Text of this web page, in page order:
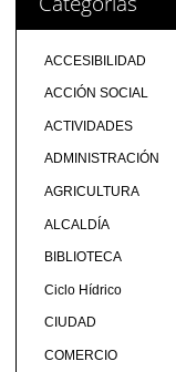
ACCESIBILIDAD
ACCIÓN SOCIAL
ACTIVIDADES
ADMINISTRACIÓN
AGRICULTURA
ALCALDÍA
BIBLIOTECA
Ciclo Hídrico
CIUDAD
COMERCIO